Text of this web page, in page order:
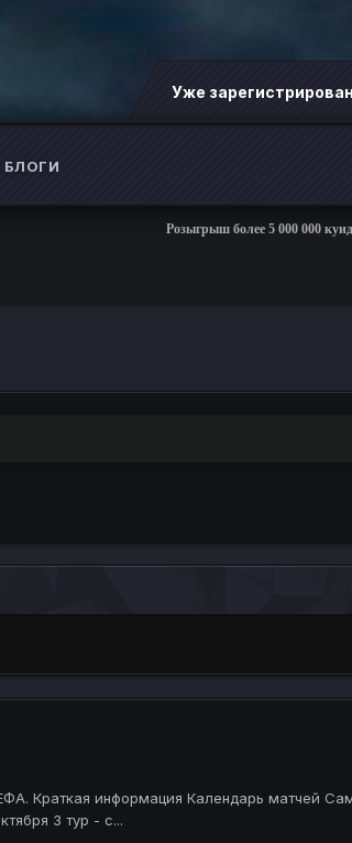
Уже
БЛОГИ
Розыгрыш более 5 000 000
Краткая информация Календарь матчей
3 тур - с...